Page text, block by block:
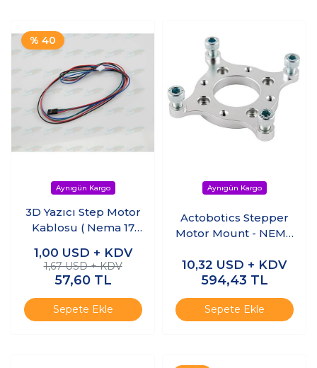
% 40
3D Yazıcı Step Motor
Kablosu ( Nema 17
1,00 USD + KDV
1,67 USD + KDV
57,60 TL
Sepete Ekle
Actobotics Stepper
Motor Mount - NEMA
10,32 USD + KDV
594,43 TL
Sepete Ekle